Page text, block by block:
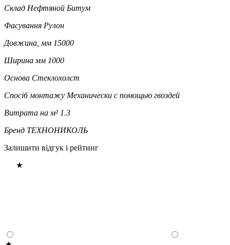
Склад Нефтяной Битум
Фасування Рулон
Довжина, мм 15000
Ширина мм 1000
Основа Стеклохолст
Спосіб монтажу Механически с помощью гвоздей
Витрата на м² 1.3
Бренд ТЕХНОНИКОЛЬ
Залишити відгук і рейтинг